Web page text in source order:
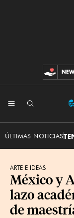
ÚLTIMAS NOTICIAS
ARTE E IDEAS
México y
lazo
de